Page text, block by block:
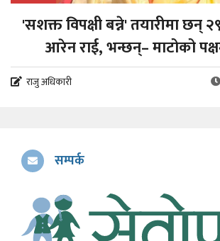
'सशक्त विपक्षी बन्ने' तयारीमा छन्
आरेन राई, भन्छन्– माटोको
राजु अधिकारी
सम्पर्क